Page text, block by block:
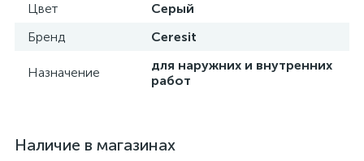
Цвет
Серый
Бренд
Ceresit
Назначение
для наружних и внутренних
работ
Наличие в магазинах